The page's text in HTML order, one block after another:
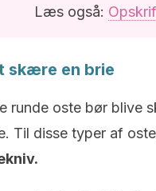
Læs også:
skære en brie
runde oste bør blive
Til disse typer af